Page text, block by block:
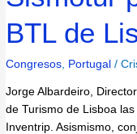
BTL de
Congresos, Portugal /
Jorge Albardeiro,
de Turismo de Lisboa
Inventrip. Asismismo,